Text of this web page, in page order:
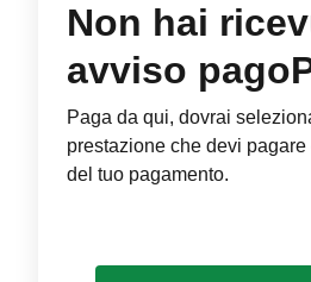
Non hai
avviso
Paga da qui, dovrai
prestazione che devi
del tuo pagamento.